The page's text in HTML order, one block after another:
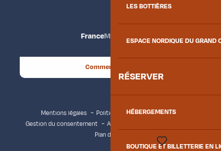
LES BOTTIÈRES
ESPACE NORDIQUE DU GRAND
RÉSERVER
HÉBERGEMENTS
BOUTIQUE ET BILLETTERIE EN
FranceMaurienne
Comment venir ?
Mentions légales
Politique de confidentialité
Gestion du consentement
Accessibilité : non conforme
Plan du site